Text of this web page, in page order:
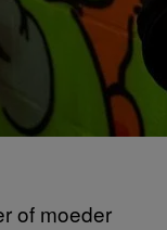
of moeder